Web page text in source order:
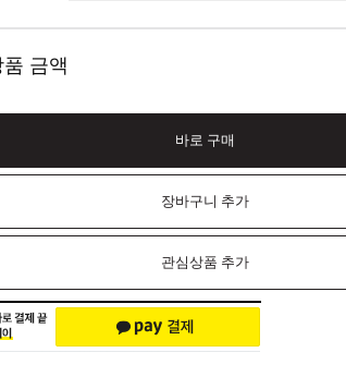
금액
바로 구매
장바구니 추가
관심상품 추가